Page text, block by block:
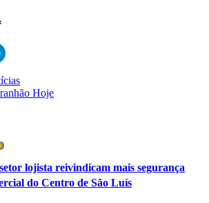
Hoje
lojista reivindicam mais segurança
do Centro de São Luís